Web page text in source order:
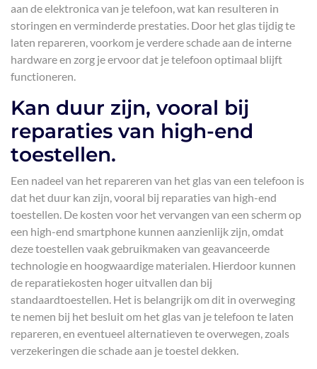
aan de elektronica van je telefoon, wat kan resulteren in
storingen en verminderde prestaties. Door het glas tijdig te
laten repareren, voorkom je verdere schade aan de interne
hardware en zorg je ervoor dat je telefoon optimaal blijft
functioneren.
Kan duur zijn, vooral bij
reparaties van high-end
toestellen.
Een nadeel van het repareren van het glas van een telefoon is
dat het duur kan zijn, vooral bij reparaties van high-end
toestellen. De kosten voor het vervangen van een scherm op
een high-end smartphone kunnen aanzienlijk zijn, omdat
deze toestellen vaak gebruikmaken van geavanceerde
technologie en hoogwaardige materialen. Hierdoor kunnen
de reparatiekosten hoger uitvallen dan bij
standaardtoestellen. Het is belangrijk om dit in overweging
te nemen bij het besluit om het glas van je telefoon te laten
repareren, en eventueel alternatieven te overwegen, zoals
verzekeringen die schade aan je toestel dekken.